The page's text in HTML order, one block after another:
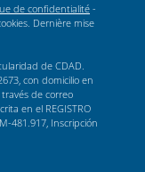
de confidentialité-
. Dernière mise
de CDAD.
con domicilio en
través de correo
en el REGISTRO
481.917, Inscripción